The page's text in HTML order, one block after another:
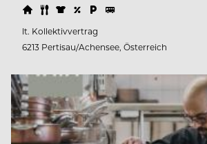
lt. Kollektivvertrag
6213 Pertisau/Achensee, Österreich